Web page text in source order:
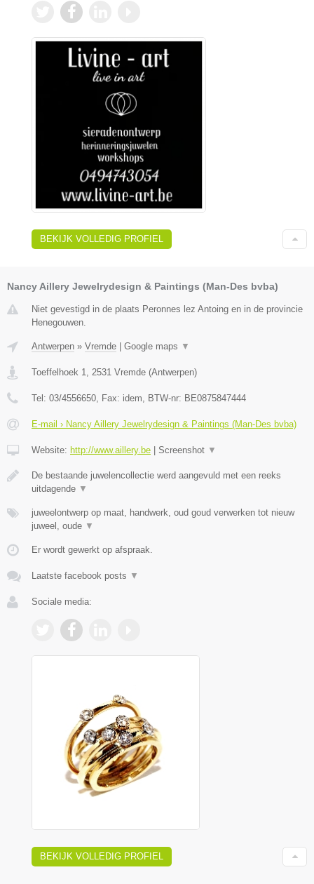
BEKIJK VOLLEDIG PROFIEL
Nancy Aillery Jewelrydesign & Paintings (Man-Des bvba)
Niet gevestigd in de plaats Peronnes lez Antoing en in de provincie
Henegouwen.
Antwerpen » Vremde | Google maps ▼
Toeffelhoek 1 2531 Vremde (Antwerpen)
Tel: 03/4556650 , Fax: idem , BTW-nr: BE0875847444
E-mail › Nancy Aillery Jewelrydesign & Paintings (Man-Des bvba)
Website: http://www.aillery.be | Screenshot ▼
De bestaande juwelencollectie werd aangevuld met een reeks
uitdagende ▼
juweelontwerp op maat, handwerk, oud goud verwerken tot nieuw
juweel, oude ▼
Er wordt gewerkt op afspraak.
Laatste facebook posts ▼
Sociale media:
BEKIJK VOLLEDIG PROFIEL